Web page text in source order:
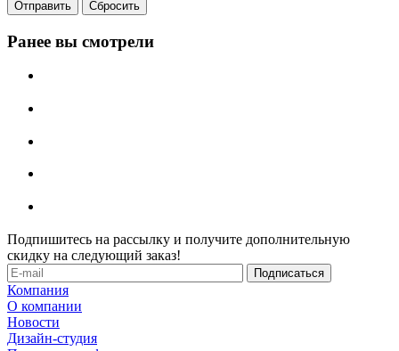
Отправить Сбросить
Ранее вы смотрели
Подпишитесь на рассылку и получите дополнительную
скидку на следующий заказ!
Компания
О компании
Новости
Дизайн-студия